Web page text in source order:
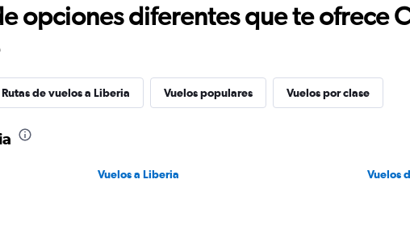
opciones diferentes que te ofrece
Rutas de vuelos a Liberia Vuelos populares Vuelos por clase
Vuelos a Liberia
Vuelos